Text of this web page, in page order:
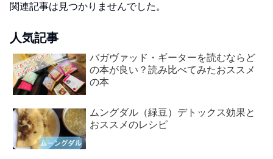
関連記事は見つかりませんでした。
人気記事
バガヴァッド・ギーターを読むならど
の本が良い？読み比べてみたおススメ
の本
ムングダル（緑豆）デトックス効果と
おススメのレシピ